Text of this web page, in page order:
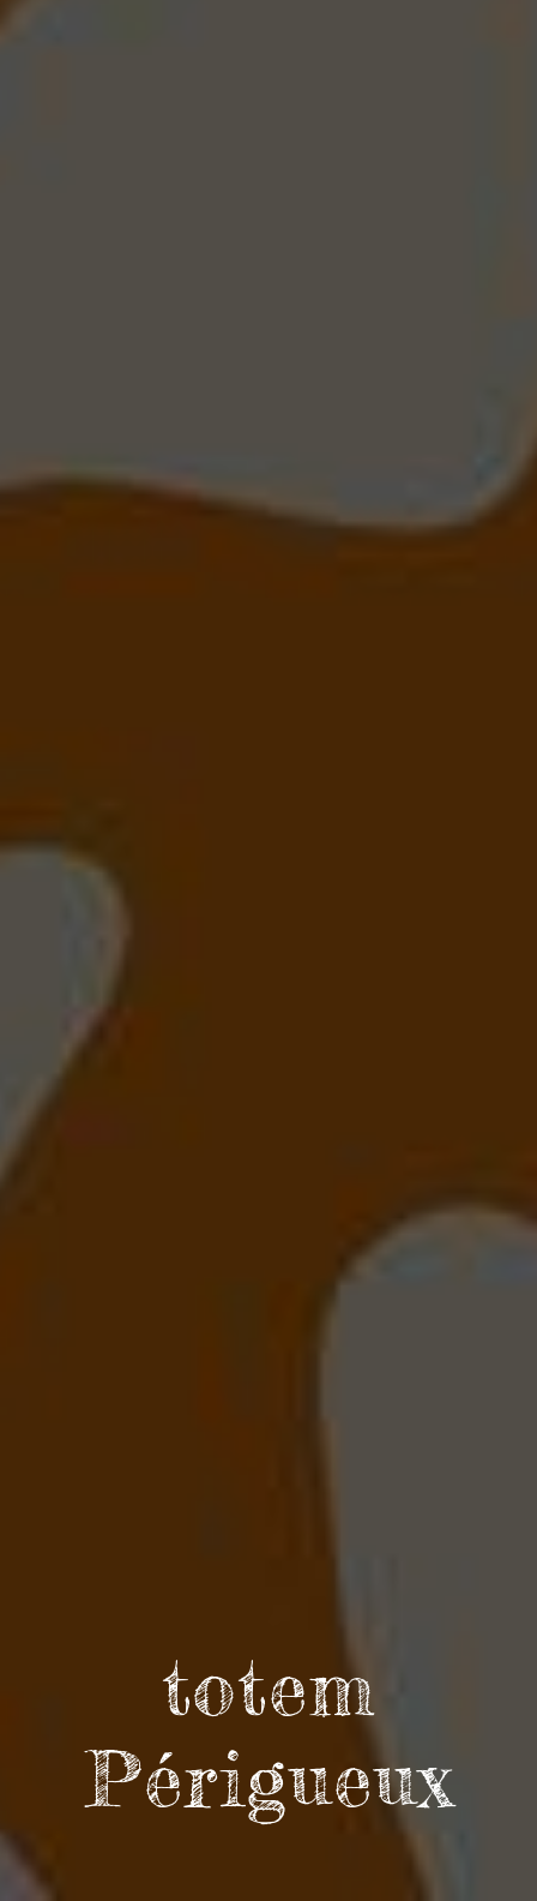
totem
Périgueux